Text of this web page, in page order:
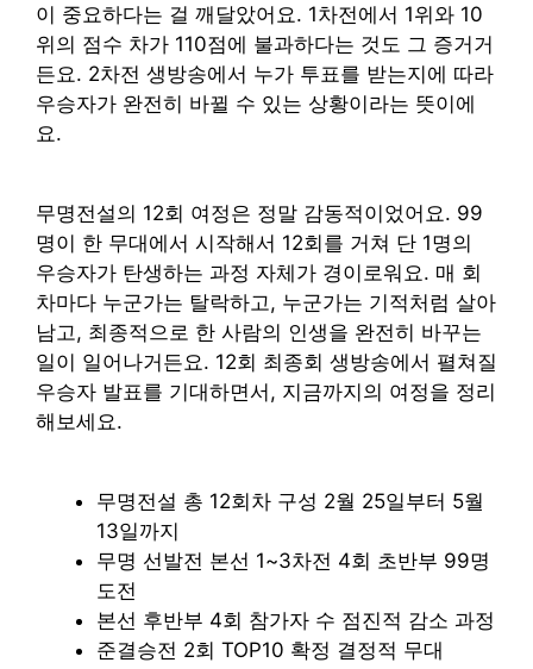
이 중요하다는 걸 깨달았어요. 1차전에서 1위와 10
위의 점수 차가 110점에 불과하다는 것도 그 증거거
든요. 2차전 생방송에서 누가 투표를 받는지에 따라
우승자가 완전히 바뀔 수 있는 상황이라는 뜻이에
요.
무명전설의 12회 여정은 정말 감동적이었어요. 99
명이 한 무대에서 시작해서 12회를 거쳐 단 1명의
우승자가 탄생하는 과정 자체가 경이로워요. 매 회
차마다 누군가는 탈락하고, 누군가는 기적처럼 살아
남고, 최종적으로 한 사람의 인생을 완전히 바꾸는
일이 일어나거든요. 12회 최종회 생방송에서 펼쳐질
우승자 발표를 기대하면서, 지금까지의 여정을 정리
해보세요.
무명전설 총 12회차 구성 2월 25일부터 5월
13일까지
무명 선발전 본선 1~3차전 4회 초반부 99명
도전
본선 후반부 4회 참가자 수 점진적 감소 과정
준결승전 2회 TOP10 확정 결정적 무대